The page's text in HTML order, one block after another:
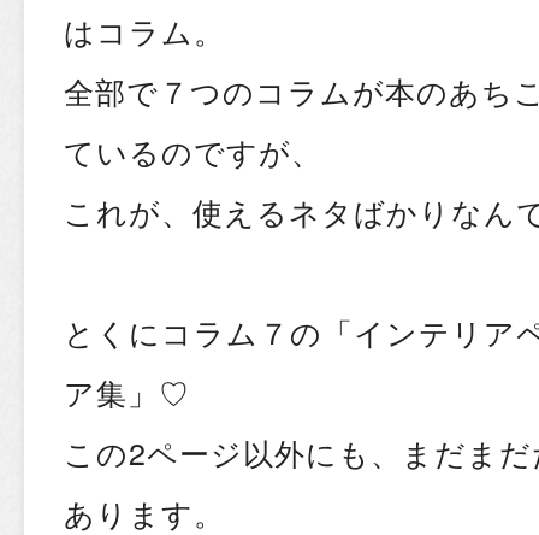
はコラム。
全部で７つのコラムが本のあち
ているのですが、
これが、使えるネタばかりなん
とくにコラム７の「インテリア
ア集」♡
この2ページ以外にも、まだま
あります。